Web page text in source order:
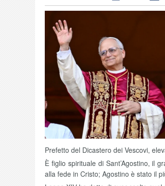
Prefetto del Dicastero dei Vescovi,
È figlio spirituale di Sant’Agostino, il
alla fede in Cristo; Agostino è stato il